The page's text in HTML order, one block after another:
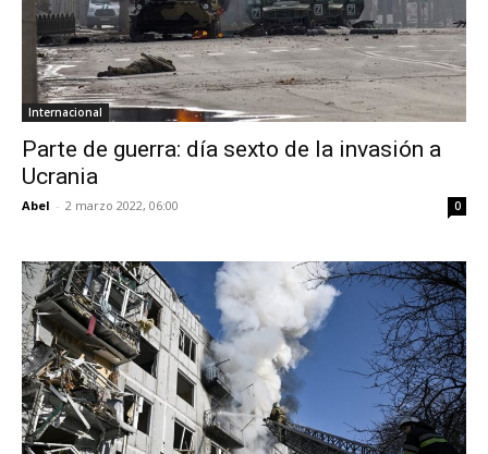
Internacional
Parte de guerra: día sexto de la invasión a
Ucrania
Abel - 2 marzo 2022, 06:00 0